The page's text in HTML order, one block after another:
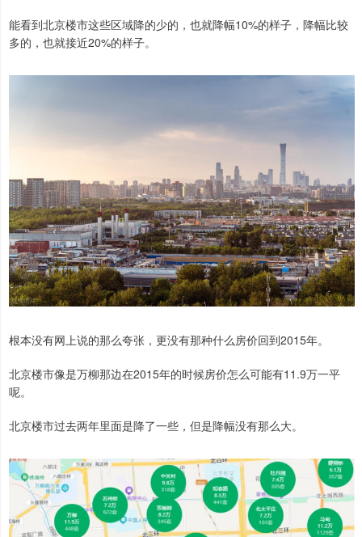
能看到北京楼市这些区域降的少的，也就降幅10%的样子，降幅比较
多的，也就接近20%的样子。
根本没有网上说的那么夸张，更没有那种什么房价回到2015年。
北京楼市像是万柳那边在2015年的时候房价怎么可能有11.9万一平
呢。
北京楼市过去两年里面是降了一些，但是降幅没有那么大。